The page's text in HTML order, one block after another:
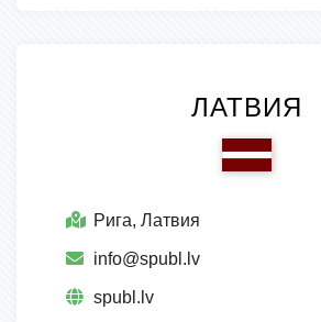
ЛАТВИЯ
Рига, Латвия
info@spubl.lv
spubl.lv